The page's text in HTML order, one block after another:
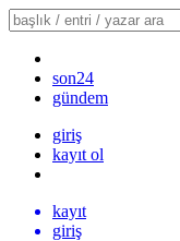
son24
gündem
giriş
kayıt ol
kayıt
giriş